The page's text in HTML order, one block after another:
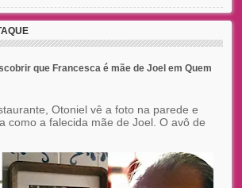
que Francesca é mãe de Joel em Quem
Otoniel vê a foto na parede e
como a falecida mãe de Joel. O avô de